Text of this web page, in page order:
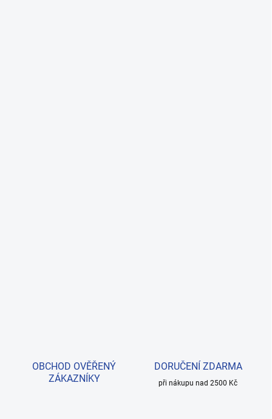
OBCHOD OVĚŘENÝ
ZÁKAZNÍKY
DORUČENÍ ZDARMA
při nákupu nad 2500 Kč